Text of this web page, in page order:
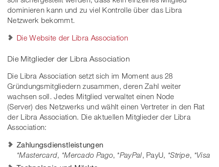
dominieren kann und zu viel Kontrolle über das Libra
Netzwerk bekommt.
Die Website der Libra Association
Die Mitglieder der Libra Association
Die Libra Association setzt sich im Moment aus 28
Gründungsmitgliedern zusammen, deren Zahl weiter
wachsen soll. Jedes Mitglied verwaltet einen Node
(Server) des Netzwerks und wählt einen Vertreter in den Rat
der Libra Association. Die aktuellen Mitglieder der Libra
Association:
Zahlungsdienstleistungen
*Mastercard, *Mercado Pago, *PayPal, PayU, *Stripe, *Visa